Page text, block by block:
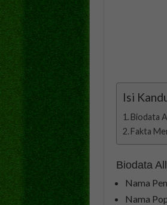
Isi
Biodata
Fakta
Biodata
Nama
Nama